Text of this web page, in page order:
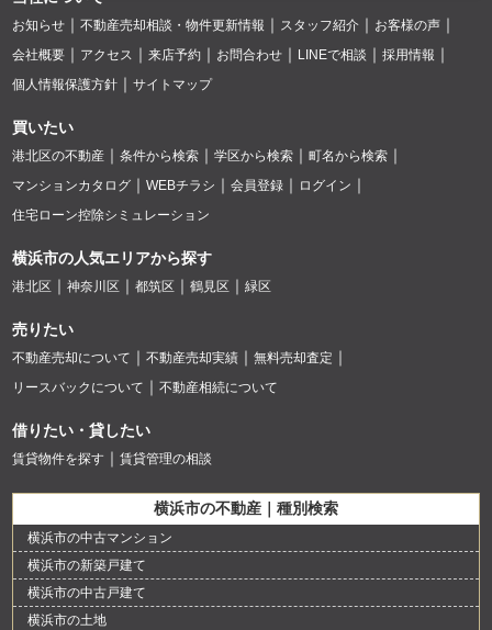
お知らせ 不動産売却相談・物件更新情報 スタッフ紹介
お客様の声
会社概要
アクセス 来店予約 お問合わせ LINEで相談
採用情報
個人情報保護方針
サイトマップ
買いたい
港北区の不動産 条件から検索 学区から検索
町名から検索
マンションカタログ
WEBチラシ 会員登録
ログイン
住宅ローン控除シミュレーション
横浜市の人気エリアから探す
港北区 神奈川区 都筑区 鶴見区 緑区
売りたい
不動産売却について 不動産売却実績
無料売却査定
リースバックについて
不動産相続について
借りたい・貸したい
賃貸物件を探す 賃貸管理の相談
横浜市の不動産｜種別検索
横浜市の中古マンション
横浜市の新築戸建て
横浜市の中古戸建て
横浜市の土地